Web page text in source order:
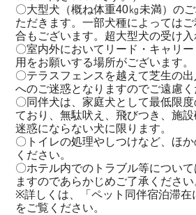
〇大型犬（概ね体重40㎏未満）の
ただきます。一部犬種によっては
合もございます。超大型犬の受け入
〇室内外においてリード・キャリ
用をお願いする場所がございます。
〇テラスフェンスを越えて芝生の
へのご迷惑となりますのでご遠慮く
〇同伴犬は、家庭犬として最低限
ており、無駄吠え、飛びつき、施
迷惑にならない犬に限ります。
〇トイレの処理やしつけなど、ほ
ください。
〇ホテル内でのトラブル等につい
ますのであらかじめご了承ください
※詳しくは、「ペット同伴宿泊滞在
をご覧ください。